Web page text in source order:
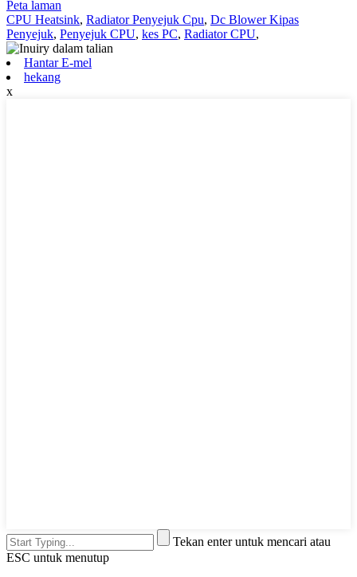
Peta laman
CPU Heatsink, Radiator Penyejuk Cpu, Dc Blower Kipas
Penyejuk, Penyejuk CPU, kes PC, Radiator CPU,
Hantar E-mel
hekang
x
Tekan enter untuk mencari atau
ESC untuk menutup